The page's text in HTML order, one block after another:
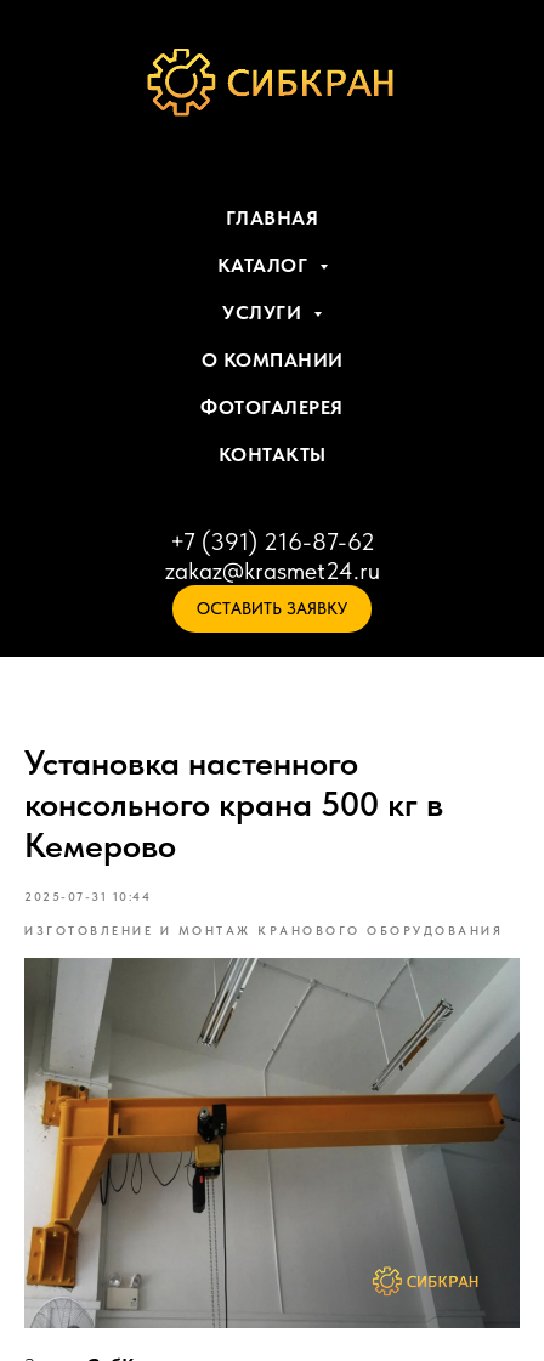
ГЛАВНАЯ
КАТАЛОГ
УСЛУГИ
О КОМПАНИИ
ФОТОГАЛЕРЕЯ
КОНТАКТЫ
+7 (391) 216-87-62
zakaz@krasmet24.ru
ОСТАВИТЬ ЗАЯВКУ
Установка настенного
консольного крана 500 кг в
Кемерово
2025-07-31 10:44
ИЗГОТОВЛЕНИЕ И МОНТАЖ КРАНОВОГО ОБОРУДОВАНИЯ